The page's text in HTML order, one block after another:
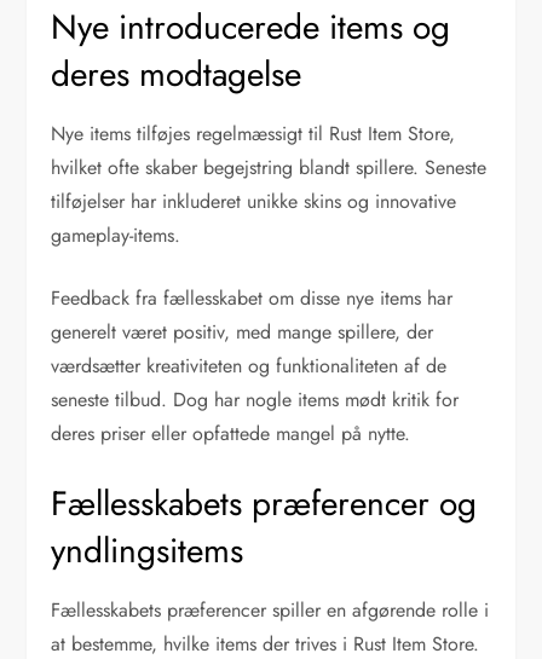
Nye introducerede items og
deres modtagelse
Nye items tilføjes regelmæssigt til Rust Item Store,
hvilket ofte skaber begejstring blandt spillere. Seneste
tilføjelser har inkluderet unikke skins og innovative
gameplay-items.
Feedback fra fællesskabet om disse nye items har
generelt været positiv, med mange spillere, der
værdsætter kreativiteten og funktionaliteten af de
seneste tilbud. Dog har nogle items mødt kritik for
deres priser eller opfattede mangel på nytte.
Fællesskabets præferencer og
yndlingsitems
Fællesskabets præferencer spiller en afgørende rolle i
at bestemme, hvilke items der trives i Rust Item Store.